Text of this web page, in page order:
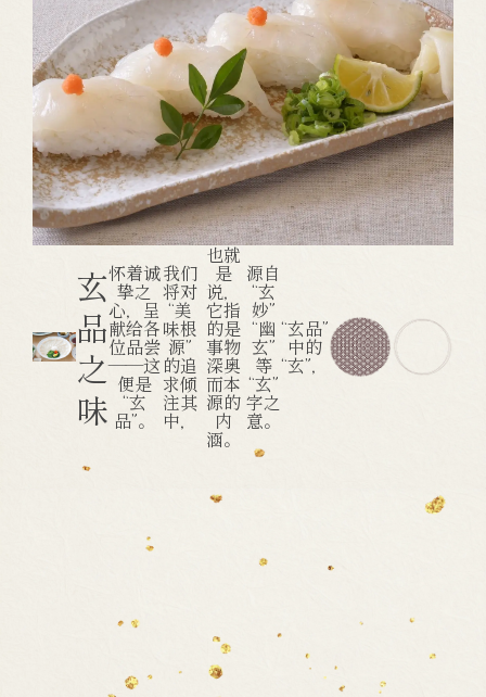
玄
品
之
味
怀着诚
挚之
心，呈
献给各
位品尝
——这
便是
“玄
品”。
我们
将对
“美
味根
源”
的追
求倾
注其
中，
也就
是
说，
它指
的是
事物
深奥
而本
源的
内
涵。
源自
“玄
妙”
“幽
玄”
等
“玄”
字之
意。
“玄品”
中的
“玄”，